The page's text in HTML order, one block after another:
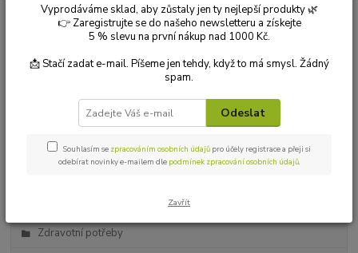
Kategorie blogu
Přírodní kosmetika
Přírodní aromaterapie
Bio drogerie
Zdravotní potřeby
Vyprodáváme sklad, aby zůstaly jen ty nejlepší produkty 🌿
👉 Zaregistrujte se do našeho newsletteru a získejte
5 % slevu na první nákup nad 1000 Kč.
📩 Stačí zadat e-mail. Píšeme jen tehdy, když to má smysl. Žádný
spam.
Odeslat
Souhlasím se zpracováním osobních údajů pro účely registrace a přeji si
odebírat novinky e-mailem dle podmínek zpracování osobních údajů.
Zavřít